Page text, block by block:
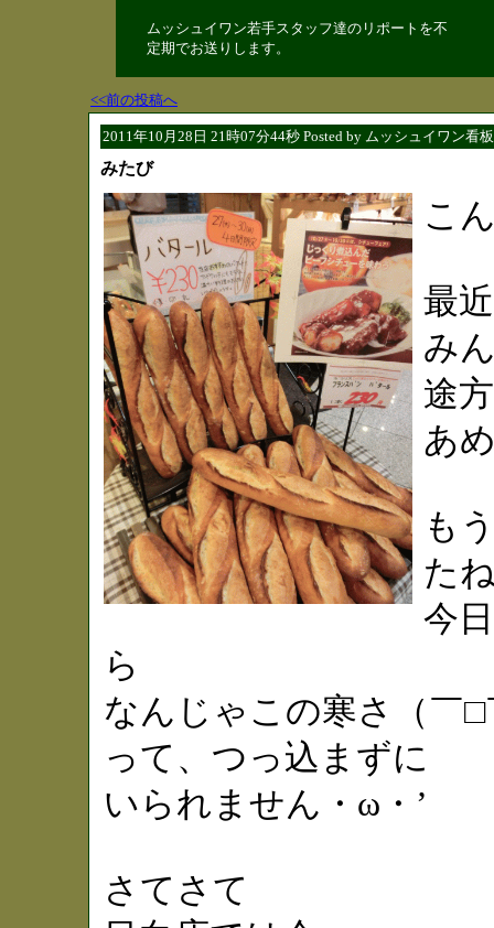
ムッシュイワン若手スタッフ達のリポートを不
定期でお送りします。
<<前の投稿へ
2011年10月28日 21時07分44秒 Posted by ムッシュイワン看
みたび
こ
最
み
途
あ
も
た
今
ら
なんじゃこの寒さ（￣□
って、つっ込まずに
いられません・ω・’
さてさて